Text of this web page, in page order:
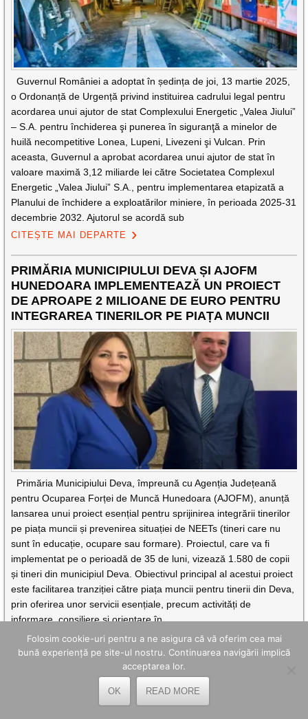
Guvernul României a adoptat în ședința de joi, 13 martie 2025,
o Ordonanță de Urgență privind instituirea cadrului legal pentru
acordarea unui ajutor de stat Complexului Energetic „Valea Jiului”
– S.A. pentru închiderea şi punerea în siguranţă a minelor de
huilă necompetitive Lonea, Lupeni, Livezeni şi Vulcan. Prin
aceasta, Guvernul a aprobat acordarea unui ajutor de stat în
valoare maximă 3,12 miliarde lei către Societatea Complexul
Energetic „Valea Jiului” S.A., pentru implementarea etapizată a
Planului de închidere a exploatărilor miniere, în perioada 2025-31
decembrie 2032. Ajutorul se acordă sub
CITEȘTE MAI DEPARTE
PRIMĂRIA MUNICIPIULUI DEVA ȘI AJOFM
HUNEDOARA IMPLEMENTEAZĂ UN PROIECT
DE APROAPE 2 MILIOANE DE EURO PENTRU
INTEGRAREA TINERILOR PE PIAȚA MUNCII
Primăria Municipiului Deva, împreună cu Agenția Județeană
pentru Ocuparea Forței de Muncă Hunedoara (AJOFM), anunță
lansarea unui proiect esențial pentru sprijinirea integrării tinerilor
pe piața muncii și prevenirea situației de NEETs (tineri care nu
sunt în educație, ocupare sau formare). Proiectul, care va fi
implementat pe o perioadă de 35 de luni, vizează 1.580 de copii
și tineri din municipiul Deva. Obiectivul principal al acestui proiect
este facilitarea tranziției către piața muncii pentru tinerii din Deva,
prin oferirea unor servicii esențiale, precum activități de
informare, consiliere și orientare în
CITEȘTE MAI DEPARTE
STADIUL DE IMPLEMENTARE AL
PROIECTELOR PNRR PE SECTORUL DE
TURISM ȘI CULTURĂ, EVALUAT LA CONSILIUL
Folosim cookie-uri pentru a ne asigura că vă oferim cea mai
bună experiență pe site-ul nostru. Continuarea navigării implică
acceptarea lor.
OK READ MORE